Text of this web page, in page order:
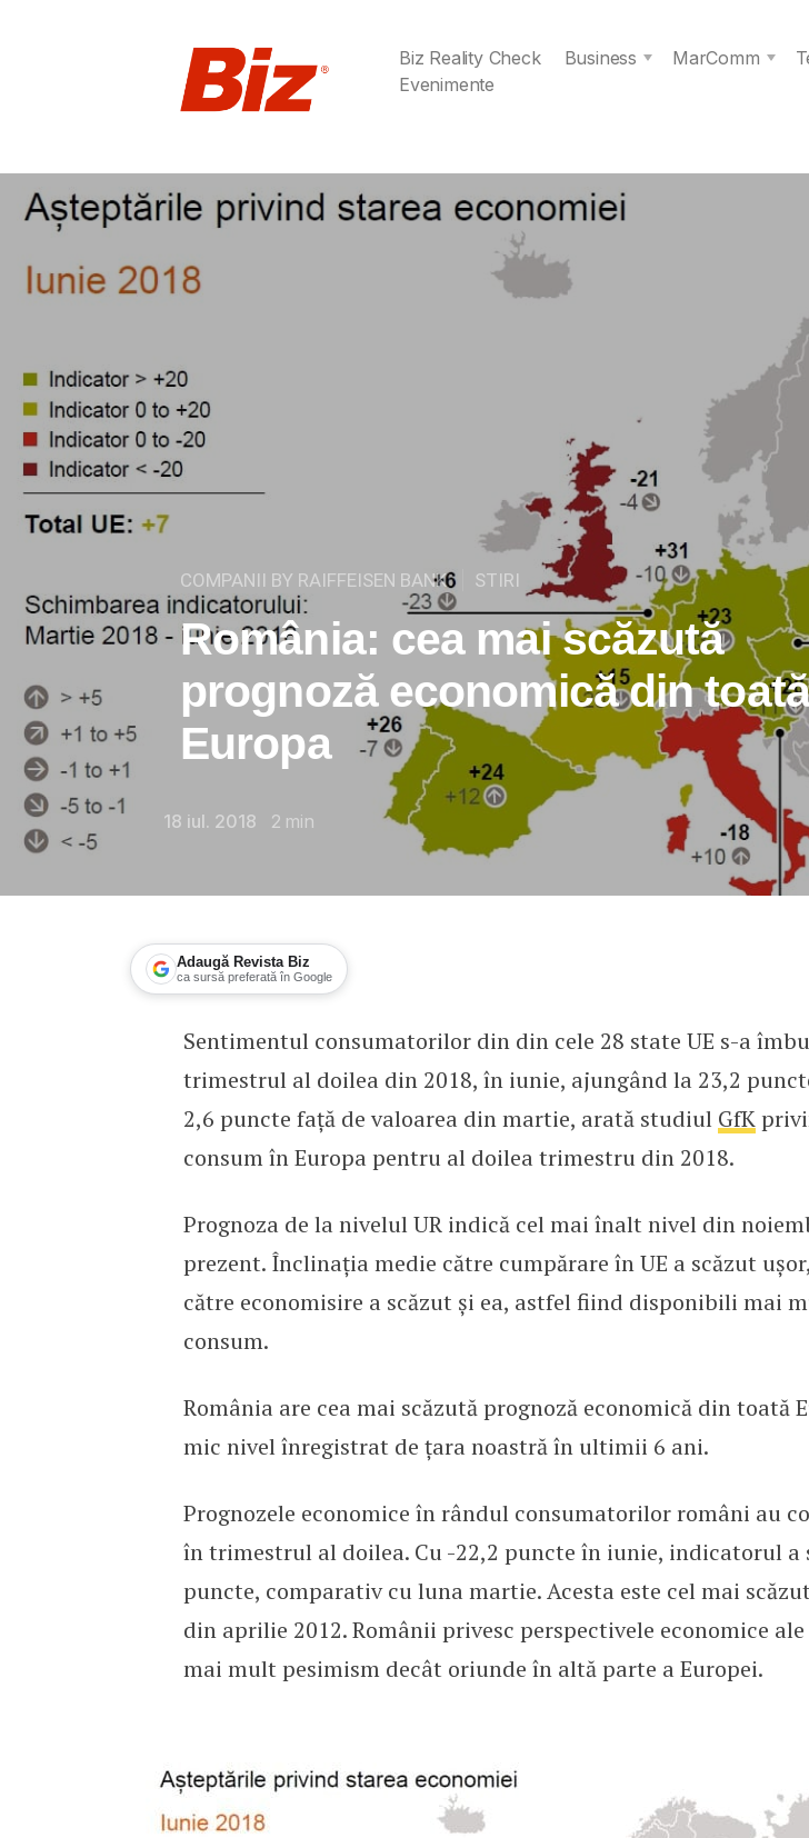
Biz Reality Check Business MarComm
Evenimente
COMPANII BY RAIFFEISEN BANK STIRI
România: cea mai scăzută
prognoză economică din toată
Europa
18 iul. 2018 2 min
Adaugă Revista Biz
ca sursă preferată în Google
România: cea mai scăzută prognoză
Sentimentul consumatorilor din din cele 28 state UE s-a
trimestrul al doilea din 2018, în iunie, ajungând la 23,2
2,6 puncte față de valoarea din martie, arată studiul GfK
consum în Europa pentru al doilea trimestru din 2018.
Prognoza de la nivelul UR indică cel mai înalt nivel din
prezent. Înclinația medie către cumpărare în UE a scăzut
către economisire a scăzut şi ea, astfel fiind disponibili mai
consum.
România are cea mai scăzută prognoză economică din toată
mic nivel înregistrat de țara noastră în ultimii 6 ani.
Prognozele economice în rândul consumatorilor români au
în trimestrul al doilea. Cu -22,2 puncte în iunie, indicatorul a
puncte, comparativ cu luna martie. Acesta este cel mai
din aprilie 2012. Românii privesc perspectivele economice
mai mult pesimism decât oriunde în altă parte a Europei.